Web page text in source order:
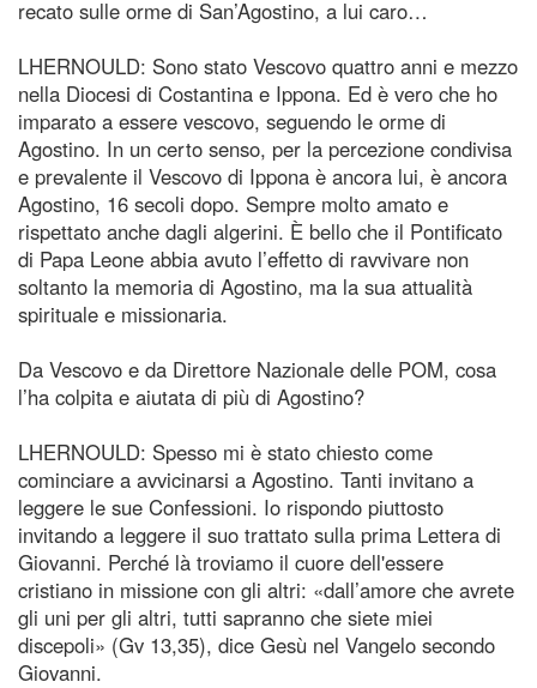
recato sulle orme di San’Agostino, a lui caro…
LHERNOULD: Sono stato Vescovo quattro anni e mezzo
nella Diocesi di Costantina e Ippona. Ed è vero che ho
imparato a essere vescovo, seguendo le orme di
Agostino. In un certo senso, per la percezione condivisa
e prevalente il Vescovo di Ippona è ancora lui, è ancora
Agostino, 16 secoli dopo. Sempre molto amato e
rispettato anche dagli algerini. È bello che il Pontificato
di Papa Leone abbia avuto l’effetto di ravvivare non
soltanto la memoria di Agostino, ma la sua attualità
spirituale e missionaria.
Da Vescovo e da Direttore Nazionale delle POM, cosa
l’ha colpita e aiutata di più di Agostino?
LHERNOULD: Spesso mi è stato chiesto come
cominciare a avvicinarsi a Agostino. Tanti invitano a
leggere le sue Confessioni. Io rispondo piuttosto
invitando a leggere il suo trattato sulla prima Lettera di
Giovanni. Perché là troviamo il cuore dell'essere
cristiano in missione con gli altri: «dall’amore che avrete
gli uni per gli altri, tutti sapranno che siete miei
discepoli» (Gv 13,35), dice Gesù nel Vangelo secondo
Giovanni.